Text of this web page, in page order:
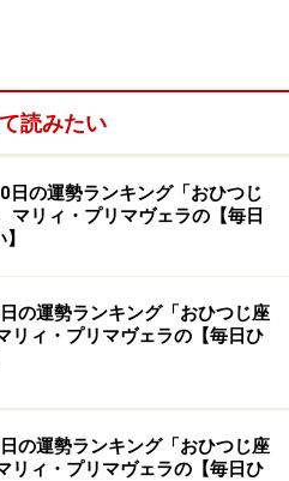
読みたい
日の運勢ランキング「おひつじ
マリィ・プリマヴェラの【毎日
の運勢ランキング「おひつじ座
リィ・プリマヴェラの【毎日ひ
の運勢ランキング「おひつじ座
リィ・プリマヴェラの【毎日ひ